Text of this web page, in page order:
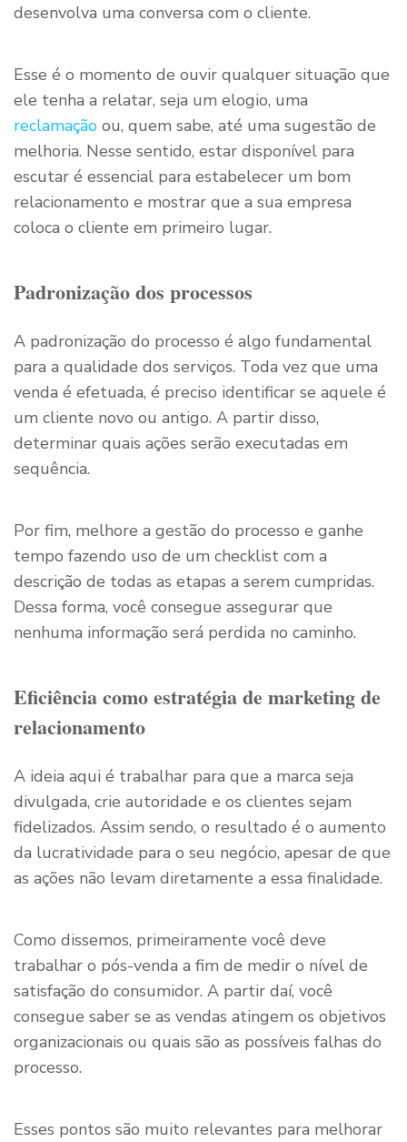
desenvolva uma conversa com o cliente.
Esse é o momento de ouvir qualquer situação que
ele tenha a relatar, seja um elogio, uma
reclamação ou, quem sabe, até uma sugestão de
melhoria. Nesse sentido, estar disponível para
escutar é essencial para estabelecer um bom
relacionamento e mostrar que a sua empresa
coloca o cliente em primeiro lugar.
Padronização dos processos
A padronização do processo é algo fundamental
para a qualidade dos serviços. Toda vez que uma
venda é efetuada, é preciso identificar se aquele é
um cliente novo ou antigo. A partir disso,
determinar quais ações serão executadas em
sequência.
Por fim, melhore a gestão do processo e ganhe
tempo fazendo uso de um checklist com a
descrição de todas as etapas a serem cumpridas.
Dessa forma, você consegue assegurar que
nenhuma informação será perdida no caminho.
Eficiência como estratégia de marketing de
relacionamento
A ideia aqui é trabalhar para que a marca seja
divulgada, crie autoridade e os clientes sejam
fidelizados. Assim sendo, o resultado é o aumento
da lucratividade para o seu negócio, apesar de que
as ações não levam diretamente a essa finalidade.
Como dissemos, primeiramente você deve
trabalhar o pós-venda a fim de medir o nível de
satisfação do consumidor. A partir daí, você
consegue saber se as vendas atingem os objetivos
organizacionais ou quais são as possíveis falhas do
processo.
Esses pontos são muito relevantes para melhorar